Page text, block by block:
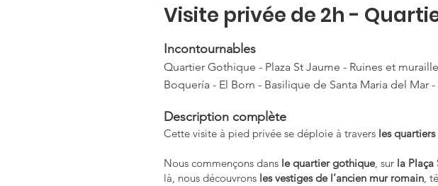
Visite privée de 2h -
Incontournables
Quartier Gothique - Plaza St Jaume - Ruines et
Boquería - El Born - Basilique de Santa Maria del Mar
Description complète
Cette visite à pied privée se déploie à travers les
Nous commençons dans le quartier gothique, sur la Plaça
là, nous découvrons les vestiges de l’ancien mur romain,